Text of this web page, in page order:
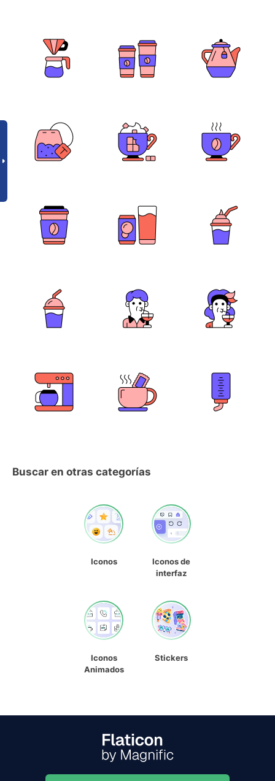
Buscar en otras categorías
Iconos
Iconos de
interfaz
Iconos
Animados
Stickers